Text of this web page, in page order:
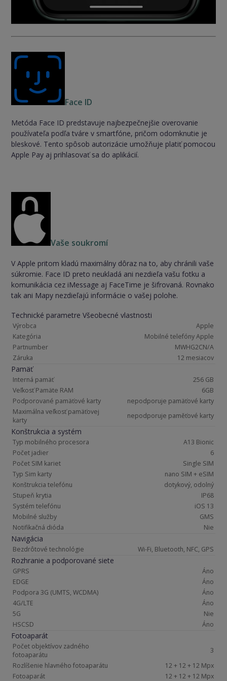
Technické parametre Všeobecné vlastnosti
Výrobca
Apple
Kategória
Mobilné telefóny Apple
Partnumber
MWHG2CN/A
Záruka
12 mesiacov
Pamäť
Interná pamäť
256 GB
Veľkosť Pamäte RAM
6GB
Podporované pamäťové karty
nepodporuje pamäťové karty
Maximálna veľkosť pamäťovej
karty
nepodporuje paměťové karty
Konštrukcia a systém
Typ mobilného procesora
A13 Bionic
Počet jadier
6
Počet SIM kariet
Single SIM
Typ Sim karty
nano SIM + eSIM
Konštrukcia telefónu
dotykový, odolný
Stupeň krytia
IP68
Systém telefónu
iOS 13
Mobilné služby
GMS
Notifikačná dióda
Nie
Navigácia
Bezdrôtové technológie Wi-Fi, Bluetooth, NFC, GPS
Rozhranie a podporované siete
GPRS
Áno
EDGE
Áno
Podpora 3G (UMTS, WCDMA)
Áno
4G/LTE
Áno
5G
Nie
HSCSD
Áno
Fotoaparát
Počet objektívov zadného
fotoaparátu
3
Rozlíšenie hlavného fotoaparátu
12 + 12 + 12 Mpx
Fotoaparát
12 + 12 + 12 Mpx
Face ID
Metóda Face ID predstavuje najbezpečnejšie overovanie
používateľa podľa tváre v smartfóne, pričom odomknutie je
bleskové. Tento spôsob autorizácie umožňuje platiť pomocou
Apple Pay aj prihlasovať sa do aplikácií.
Vaše soukromí
V Apple pritom kladú maximálny dôraz na to, aby chránili vaše
súkromie. Face ID preto neukladá ani nezdieľa vašu fotku a
komunikácia cez iMessage aj FaceTime je šifrovaná. Rovnako
tak ani Mapy nezdieľajú informácie o vašej polohe.